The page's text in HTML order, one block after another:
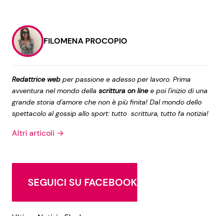
FILOMENA PROCOPIO
Redattrice web per passione e adesso per lavoro. Prima
avventura nel mondo della scrittura on line e poi l'inizio di una
grande storia d'amore che non è più finita! Dal mondo dello
spettacolo al gossip allo sport: tutto scrittura, tutto fa notizia!
Altri articoli →
SEGUICI SU FACEBOOK